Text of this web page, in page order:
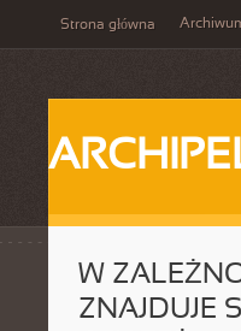
Strona główna
W
ZNAJDUJE